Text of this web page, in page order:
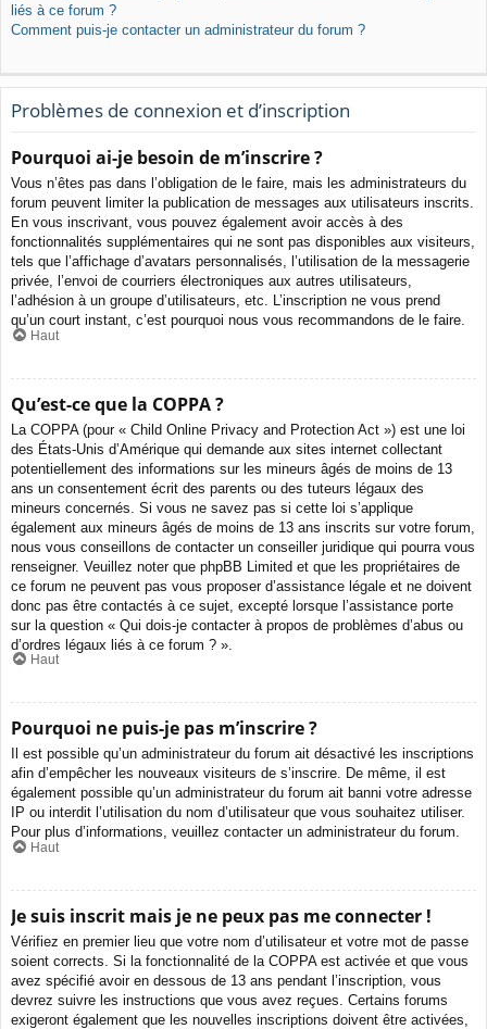
liés à ce forum ?
Comment puis-je contacter un administrateur du forum ?
Problèmes de connexion et d’inscription
Pourquoi ai-je besoin de m’inscrire ?
Vous n’êtes pas dans l’obligation de le faire, mais les administrateurs du
forum peuvent limiter la publication de messages aux utilisateurs inscrits.
En vous inscrivant, vous pouvez également avoir accès à des
fonctionnalités supplémentaires qui ne sont pas disponibles aux visiteurs,
tels que l’affichage d’avatars personnalisés, l’utilisation de la messagerie
privée, l’envoi de courriers électroniques aux autres utilisateurs,
l’adhésion à un groupe d’utilisateurs, etc. L’inscription ne vous prend
qu’un court instant, c’est pourquoi nous vous recommandons de le faire.
Haut
Qu’est-ce que la COPPA ?
La COPPA (pour « Child Online Privacy and Protection Act ») est une loi
des États-Unis d’Amérique qui demande aux sites internet collectant
potentiellement des informations sur les mineurs âgés de moins de 13
ans un consentement écrit des parents ou des tuteurs légaux des
mineurs concernés. Si vous ne savez pas si cette loi s’applique
également aux mineurs âgés de moins de 13 ans inscrits sur votre forum,
nous vous conseillons de contacter un conseiller juridique qui pourra vous
renseigner. Veuillez noter que phpBB Limited et que les propriétaires de
ce forum ne peuvent pas vous proposer d’assistance légale et ne doivent
donc pas être contactés à ce sujet, excepté lorsque l’assistance porte
sur la question « Qui dois-je contacter à propos de problèmes d’abus ou
d’ordres légaux liés à ce forum ? ».
Haut
Pourquoi ne puis-je pas m’inscrire ?
Il est possible qu’un administrateur du forum ait désactivé les inscriptions
afin d’empêcher les nouveaux visiteurs de s’inscrire. De même, il est
également possible qu’un administrateur du forum ait banni votre adresse
IP ou interdit l’utilisation du nom d’utilisateur que vous souhaitez utiliser.
Pour plus d’informations, veuillez contacter un administrateur du forum.
Haut
Je suis inscrit mais je ne peux pas me connecter !
Vérifiez en premier lieu que votre nom d’utilisateur et votre mot de passe
soient corrects. Si la fonctionnalité de la COPPA est activée et que vous
avez spécifié avoir en dessous de 13 ans pendant l’inscription, vous
devrez suivre les instructions que vous avez reçues. Certains forums
exigeront également que les nouvelles inscriptions doivent être activées,